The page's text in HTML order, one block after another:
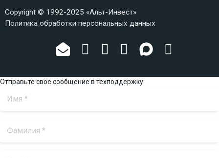
Copyright © 1992-2025 «Альт-Инвест»
Политика обработки персональных данных
Отправьте свое сообщение в техподдержку